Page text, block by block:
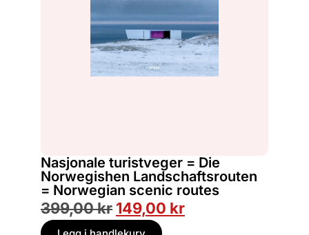
Nasjonale turistveger = Die
Norwegishen Landschaftsrouten
= Norwegian scenic routes
399,00kr 149,00 kr